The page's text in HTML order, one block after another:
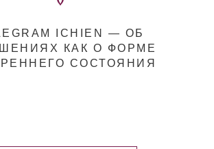
ICHIEN — ОБ
КАК О ФОРМЕ
СОСТОЯНИЯ